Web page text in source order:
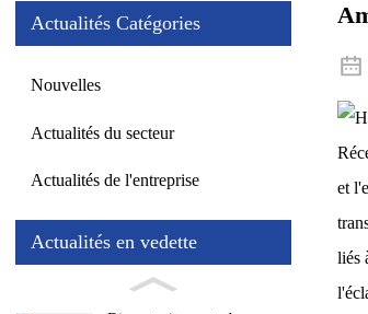
Actualités Catégories
Nouvelles
Actualités du secteur
Actualités de l'entreprise
Actualités en vedette
et
liés